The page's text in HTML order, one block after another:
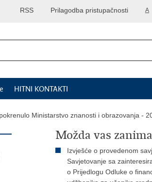
A
Prilagodba pristupačnosti
RSS
HITNI KONTAKTI
Ministarstvo znanosti i obrazovanja -
Možda vas
Izvješće o provedenom
Savjetovanje sa
o Prijedlogu Odluke o